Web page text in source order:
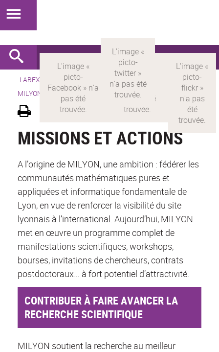
LABEX > LABEX MILYON Version française
MILYON > Découvrir le labex >
Missions et actions
MISSIONS ET ACTIONS
A l’origine de MILYON, une ambition : fédérer les
communautés mathématiques pures et
appliquées et informatique fondamentale de
Lyon, en vue de renforcer la visibilité du site
lyonnais à l’international. Aujourd’hui, MILYON
met en œuvre un programme complet de
manifestations scientifiques, workshops,
bourses, invitations de chercheurs, contrats
postdoctoraux… à fort potentiel d’attractivité.
CONTRIBUER À FAIRE AVANCER LA
RECHERCHE SCIENTIFIQUE
MILYON soutient la recherche au meilleur